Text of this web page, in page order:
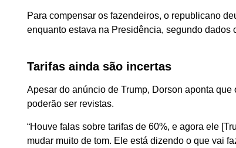
Para compensar os fazendeiros, o republicano
enquanto estava na Presidência, segundo dados
Tarifas ainda são incertas
Apesar do anúncio de Trump, Dorson aponta
poderão ser revistas.
“Houve falas sobre tarifas de 60%, e agora ele
mudar muito de tom. Ele está dizendo o que vai